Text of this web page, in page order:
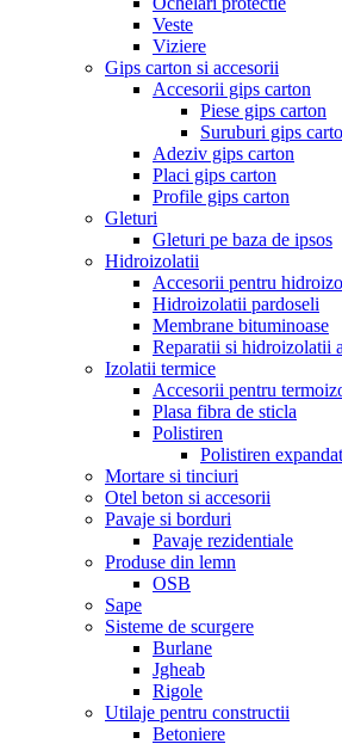
Veste
Viziere
Gips carton si accesorii
Accesorii gips carton
Piese gips carton
Suruburi gips
Adeziv gips carton
Placi gips carton
Profile gips carton
Gleturi
Gleturi pe baza de ipsos
Hidroizolatii
Accesorii pentru
Hidroizolatii pardoseli
Membrane bituminoase
Reparatii si hidroizolatii
Izolatii termice
Accesorii pentru
Plasa fibra de sticla
Polistiren
Polistiren expandat
Mortare si tinciuri
Otel beton si accesorii
Pavaje si borduri
Pavaje rezidentiale
Produse din lemn
OSB
Sape
Sisteme de scurgere
Burlane
Jgheab
Rigole
Utilaje pentru constructii
Betoniere